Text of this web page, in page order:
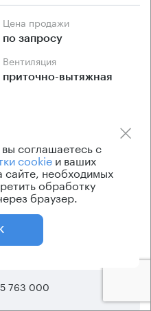
Цена продажи
по запросу
Вентиляция
приточно-вытяжная
презентацию
в этом здании:
763 000
соглашаетесь с
cookieи ваших
сайте, необходимых
обработку
браузер.